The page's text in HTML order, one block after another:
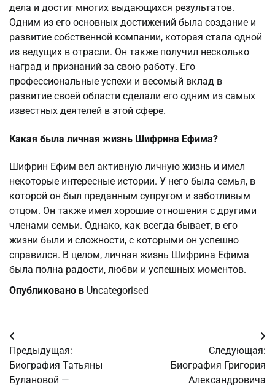
дела и достиг многих выдающихся результатов.
Одним из его основных достижений была создание и
развитие собственной компании, которая стала одной
из ведущих в отрасли. Он также получил несколько
наград и признаний за свою работу. Его
профессиональные успехи и весомый вклад в
развитие своей области сделали его одним из самых
известных деятелей в этой сфере.
Какая была личная жизнь Шифрина Ефима?
Шифрин Ефим вел активную личную жизнь и имел
некоторые интересные истории. У него была семья, в
которой он был преданным супругом и заботливым
отцом. Он также имел хорошие отношения с другими
членами семьи. Однако, как всегда бывает, в его
жизни были и сложности, с которыми он успешно
справился. В целом, личная жизнь Шифрина Ефима
была полна радости, любви и успешных моментов.
Опубликовано в Uncategorised
Навигация
по
записям
Предыдущая:
Биография Татьяны
Булановой —
Следующая:
Биография Григория
Александровича